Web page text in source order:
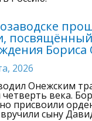
Бориса
2026
Онежским
века.
присвоили
сыну